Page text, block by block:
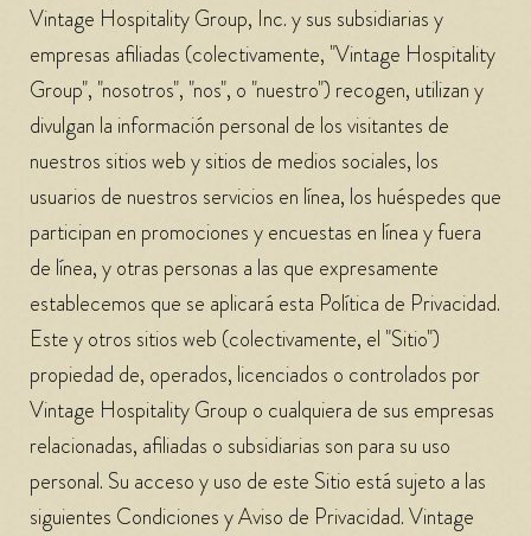
Vintage Hospitality Group, Inc. y sus subsidiarias y
empresas afiliadas (colectivamente, "Vintage Hospitality
Group", "nosotros", "nos", o "nuestro") recogen, utilizan y
divulgan la información personal de los visitantes de
nuestros sitios web y sitios de medios sociales, los
usuarios de nuestros servicios en línea, los huéspedes que
participan en promociones y encuestas en línea y fuera
de línea, y otras personas a las que expresamente
establecemos que se aplicará esta Política de Privacidad.
Este y otros sitios web (colectivamente, el "Sitio")
propiedad de, operados, licenciados o controlados por
Vintage Hospitality Group o cualquiera de sus empresas
relacionadas, afiliadas o subsidiarias son para su uso
personal. Su acceso y uso de este Sitio está sujeto a las
siguientes Condiciones y Aviso de Privacidad. Vintage